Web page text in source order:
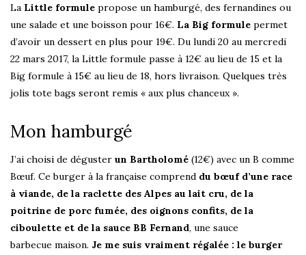
La Little formule propose un hamburgé, des fernandines ou
une salade et une boisson pour 16€. La Big formule permet
d’avoir un dessert en plus pour 19€. Du lundi 20 au mercredi
22 mars 2017, la Little formule passe à 12€ au lieu de 15 et la
Big formule à 15€ au lieu de 18, hors livraison. Quelques très
jolis tote bags seront remis « aux plus chanceux ».
Mon hamburgé
J’ai choisi de déguster un Bartholomé (12€) avec un B comme
Bœuf. Ce burger à la française comprend du bœuf d’une race
à viande, de la raclette des Alpes au lait cru, de la
poitrine de porc fumée, des oignons confits, de la
ciboulette et de la sauce BB Fernand, une sauce
barbecue maison. Je me suis vraiment régalée : le burger